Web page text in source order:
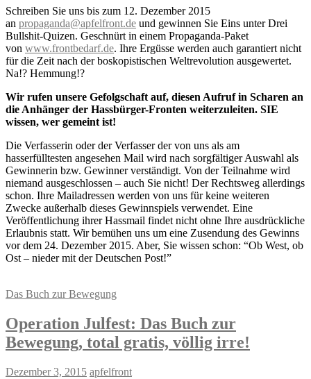
Schreiben Sie uns bis zum 12. Dezember 2015
an propaganda@apfelfront.de und gewinnen Sie Eins unter Drei
Bullshit-Quizen. Geschnürt in einem Propaganda-Paket
von www.frontbedarf.de. Ihre Ergüsse werden auch garantiert nicht
für die Zeit nach der boskopistischen Weltrevolution ausgewertet.
Na!? Hemmung!?
Wir rufen unsere Gefolgschaft auf, diesen Aufruf in Scharen an
die Anhänger der Hassbürger-Fronten weiterzuleiten. SIE
wissen, wer gemeint ist!
Die Verfasserin oder der Verfasser der von uns als am
hasserfülltesten angesehen Mail wird nach sorgfältiger Auswahl als
Gewinnerin bzw. Gewinner verständigt. Von der Teilnahme wird
niemand ausgeschlossen – auch Sie nicht! Der Rechtsweg allerdings
schon. Ihre Mailadressen werden von uns für keine weiteren
Zwecke außerhalb dieses Gewinnspiels verwendet. Eine
Veröffentlichung ihrer Hassmail findet nicht ohne Ihre ausdrückliche
Erlaubnis statt. Wir bemühen uns um eine Zusendung des Gewinns
vor dem 24. Dezember 2015. Aber, Sie wissen schon: “Ob West, ob
Ost – nieder mit der Deutschen Post!”
Das Buch zur Bewegung
Operation Julfest: Das Buch zur
Bewegung, total gratis, völlig irre!
Dezember 3, 2015 apfelfront